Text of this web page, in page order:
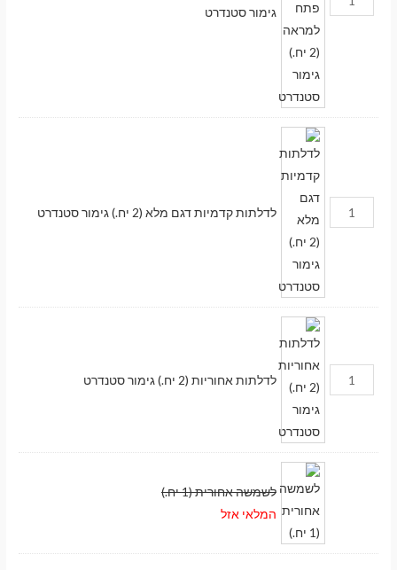
גימור סטנדרט
לדלתות קדמיות דגם מלא (2 יח.) גימור סטנדרט
לדלתות אחוריות (2 יח.) גימור סטנדרט
לשמשה אחורית (1 יח.)
המלאי אזל